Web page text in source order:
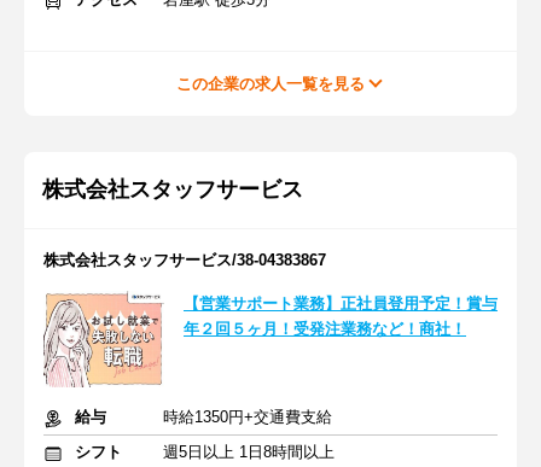
この企業の求人一覧を見る
株式会社スタッフサービス
株式会社スタッフサービス/38-04383867
【営業サポート業務】正社員登用予定！賞与
年２回５ヶ月！受発注業務など！商社！
給与
時給1350円+交通費支給
シフト
週5日以上 1日8時間以上